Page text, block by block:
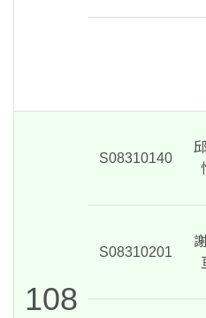
108
S08310140
S08310201